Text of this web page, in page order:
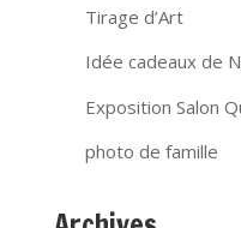
Tirage d’Art
Idée cadeaux de
Exposition Salon
photo de famille